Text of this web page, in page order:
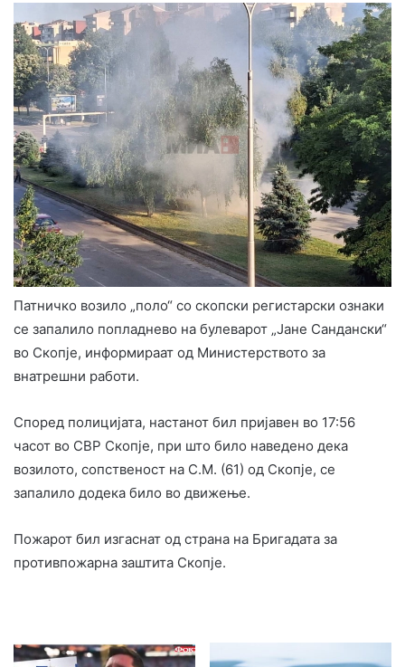
Патничко возило „поло“ со скопски регистарски ознаки
се запалило попладнево на булеварот „Јане Сандански“
во Скопје, информираат од Министерството за
внатрешни работи.
Според полицијата, настанот бил пријавен во 17:56
часот во СВР Скопје, при што било наведено дека
возилото, сопственост на С.М. (61) од Скопје, се
запалило додека било во движење.
Пожарот бил изгаснат од страна на Бригадата за
противпожарна заштита Скопје.